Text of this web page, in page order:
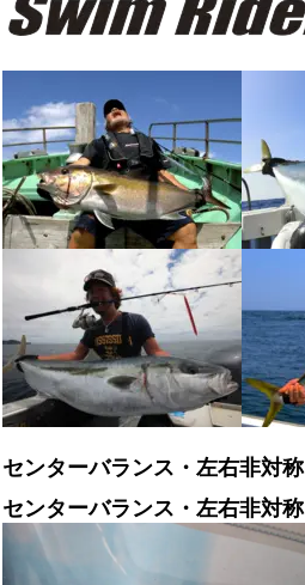
センターバランス・左右非対称
センターバランス・左右非対称